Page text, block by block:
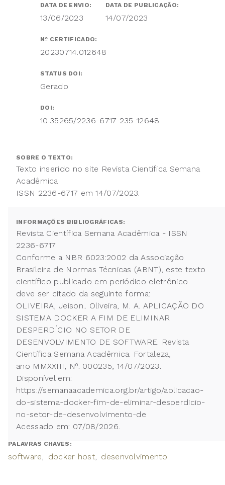
DATA DE ENVIO:
13/06/2023
DATA DE PUBLICAÇÃO:
14/07/2023
Nº CERTIFICADO:
20230714.012648
STATUS DOI:
Gerado
DOI:
10.35265/2236-6717-235-12648
SOBRE O TEXTO:
Texto inserido no site Revista Científica Semana
Acadêmica
ISSN 2236-6717 em 14/07/2023.
INFORMAÇÕES BIBLIOGRÁFICAS:
Revista Científica Semana Acadêmica - ISSN
2236-6717
Conforme a NBR 6023:2002 da Associação
Brasileira de Normas Técnicas (ABNT), este texto
científico publicado em periódico eletrônico
deve ser citado da seguinte forma:
OLIVEIRA, Jeison.. Oliveira, M. A. APLICAÇÃO DO
SISTEMA DOCKER A FIM DE ELIMINAR
DESPERDÍCIO NO SETOR DE
DESENVOLVIMENTO DE SOFTWARE. Revista
Científica Semana Acadêmica. Fortaleza,
ano MMXXIII, Nº. 000235, 14/07/2023.
Disponível em:
https://semanaacademica.org.br/artigo/aplicacao-
do-sistema-docker-fim-de-eliminar-desperdicio-
no-setor-de-desenvolvimento-de
Acessado em: 07/08/2026.
PALAVRAS CHAVES:
software docker host desenvolvimento